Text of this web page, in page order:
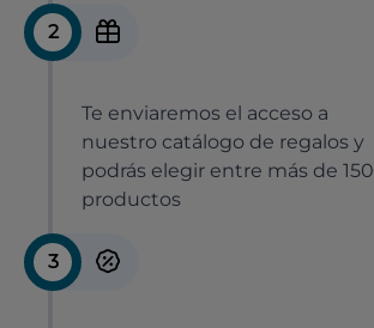
2
Te enviaremos el acceso a
nuestro catálogo de regalos y
podrás elegir entre más de 150
productos
3